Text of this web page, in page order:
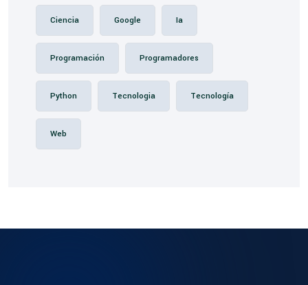
Ciencia Google Ia
Programación Programadores
Python Tecnologia Tecnología
Web